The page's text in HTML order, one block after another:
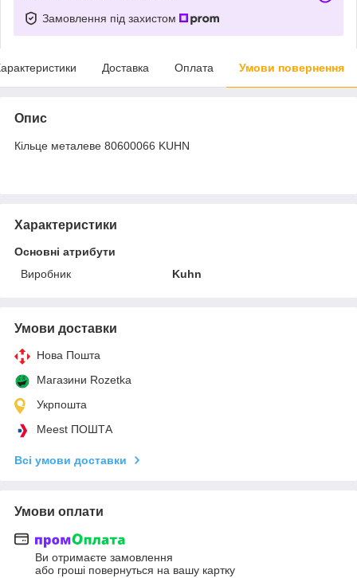
Замовлення під захистом
Доставка Оплата Умови повернення
Опис
Кільце металеве 80600066 KUHN
Характеристики
Основні атрибути
Виробник
Kuhn
Умови доставки
Нова Пошта
Магазини Rozetka
Укрпошта
Meest ПОШТА
Всі умови доставки
Умови оплати
Ви отримаєте замовлення
або гроші повернуться на вашу картку